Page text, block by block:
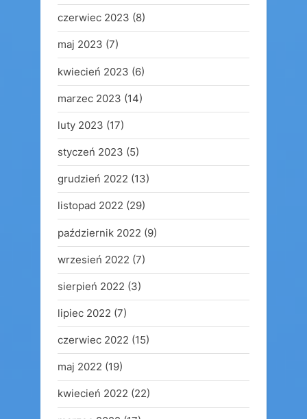
czerwiec 2023 (8)
maj 2023 (7)
kwiecień 2023 (6)
marzec 2023 (14)
luty 2023 (17)
styczeń 2023 (5)
grudzień 2022 (13)
listopad 2022 (29)
październik 2022 (9)
wrzesień 2022 (7)
sierpień 2022 (3)
lipiec 2022 (7)
czerwiec 2022 (15)
maj 2022 (19)
kwiecień 2022 (22)